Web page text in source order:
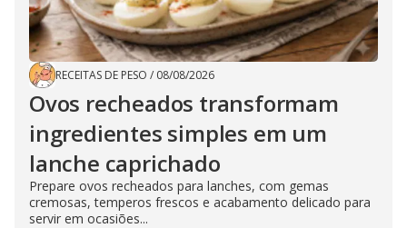
RECEITAS DE PESO / 08/08/2026
Ovos recheados transformam
ingredientes simples em um
lanche caprichado
Prepare ovos recheados para lanches, com gemas
cremosas, temperos frescos e acabamento delicado para
servir em ocasiões...